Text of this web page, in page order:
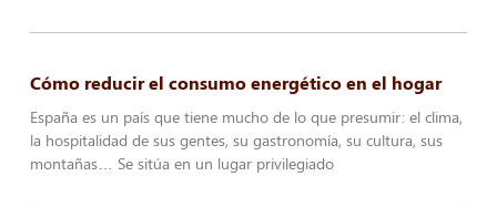
Cómo reducir el consumo energético en el hogar
España es un país que tiene mucho de lo que presumir: el clima,
la hospitalidad de sus gentes, su gastronomía, su cultura, sus
montañas… Se sitúa en un lugar privilegiado